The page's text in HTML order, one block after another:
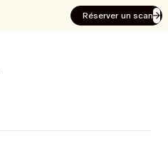
Réserver un scan